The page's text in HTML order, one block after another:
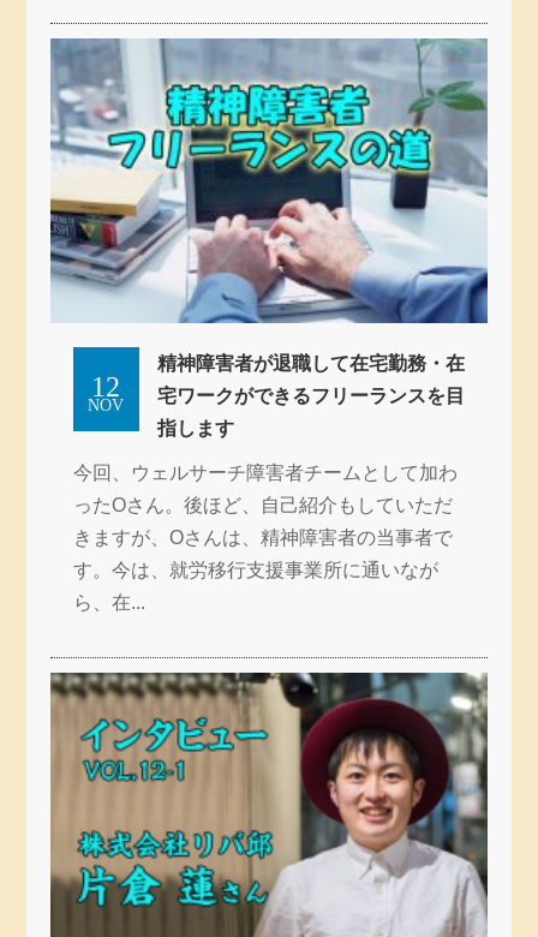
NOV
12
精神障害者が退職して在宅勤務・在
宅ワークができるフリーランスを目
指します
今回、ウェルサーチ障害者チームとして加わ
ったOさん。後ほど、自己紹介もしていただ
きますが、Oさんは、精神障害者の当事者で
す。今は、就労移行支援事業所に通いなが
ら、在...